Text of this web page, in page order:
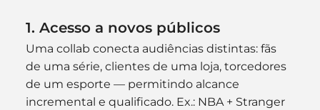
1. Acesso a novos públicos
Uma collab conecta audiências distintas: fãs
de uma série, clientes de uma loja, torcedores
de um esporte — permitindo alcance
incremental e qualificado. Ex.: NBA + Stranger